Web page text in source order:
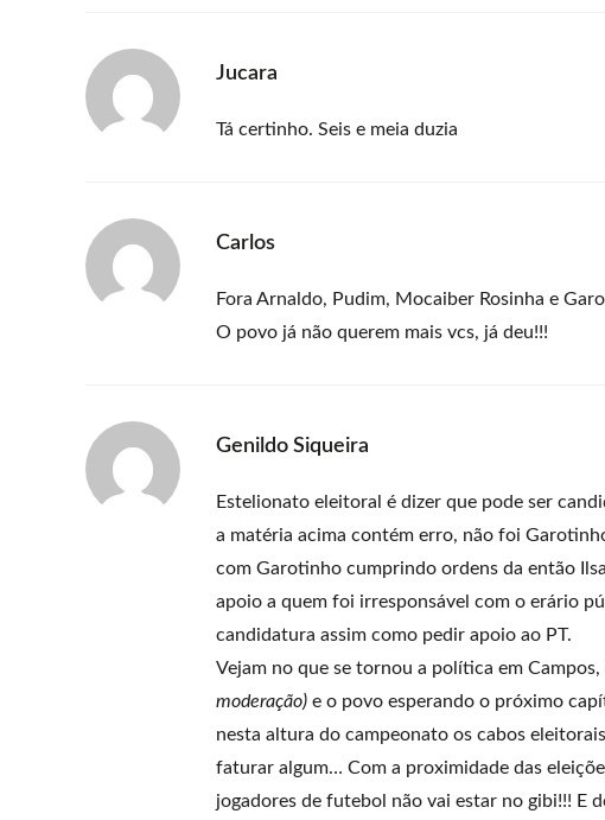
Jucara
Tá certinho. Seis e meia duzia
Carlos
Fora Arnaldo, Pudim, Mocaiber Rosinha e
O povo já não querem mais vcs, já deu!!!
Genildo Siqueira
Estelionato eleitoral é dizer que pode ser
a matéria acima contém erro, não foi
com Garotinho cumprindo ordens da então
apoio a quem foi irresponsável com o erário
candidatura assim como pedir apoio ao PT.
Vejam no que se tornou a política em
moderação) e o povo esperando o próximo
nesta altura do campeonato os cabos
faturar algum… Com a proximidade das
jogadores de futebol não vai estar no gibi!!! E